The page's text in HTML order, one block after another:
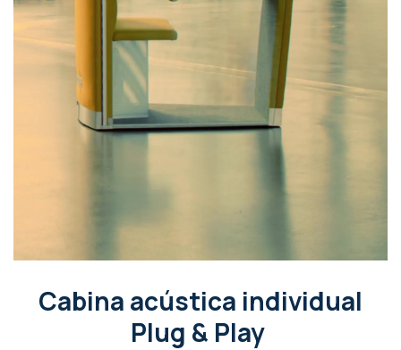
Cabina acústica individual
Plug & Play